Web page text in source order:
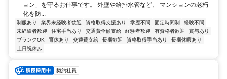
ョン」を守るお仕事です。 外壁や給排水管など、 マンションの老朽
化を防...
制服あり 業界未経験者歓迎 資格取得支援あり 学歴不問 固定時間制
経験不問
未経験者歓迎
住宅手当あり 交通費全額支給 経験者歓迎 有資格者歓迎
賞与あり
ブランクOK
育休あり 交通費支給 長期歓迎 資格取得手当あり
長期休暇あり
土日祝休み
契約社員